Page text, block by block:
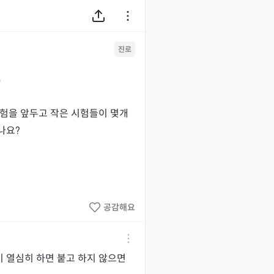
진로
을 앞두고 작은 시험들이 몇개
요?
공감해요
열심히 하면 붙고 하지 않으면